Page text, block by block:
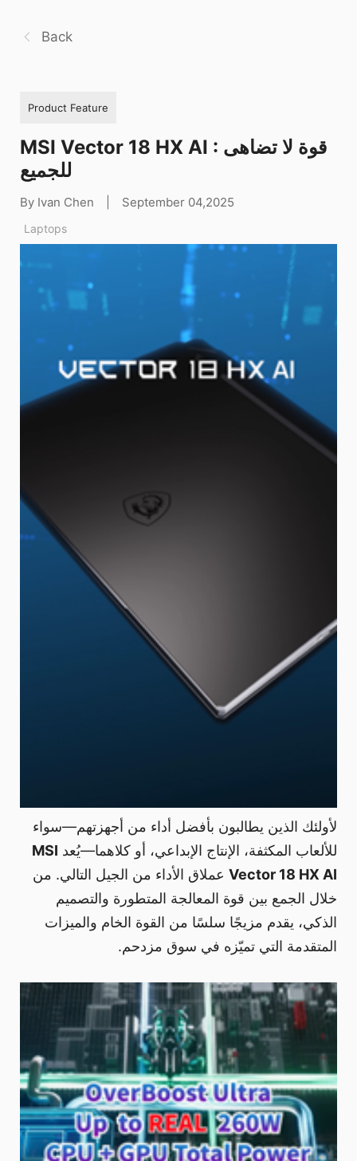
Back
Product Feature
MSI Vector 18 HX AI : قوة لا تضاهى
للجميع
By Ivan Chen September 04,2025
Laptops
لأولئك الذين يطالبون بأفضل أداء من أجهزتهم—سواء
للألعاب المكثفة، الإنتاج الإبداعي، أو كلاهما—يُعد MSI
Vector 18 HX AI عملاق الأداء من الجيل التالي. من
خلال الجمع بين قوة المعالجة المتطورة والتصميم
الذكي، يقدم مزيجًا سلسًا من القوة الخام والميزات
المتقدمة التي تميّزه في سوق مزدحم.